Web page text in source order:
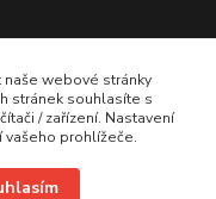
webové stránky
stránek souhlasíte s
/ zařízení. Nastavení
vašeho prohlížeče.